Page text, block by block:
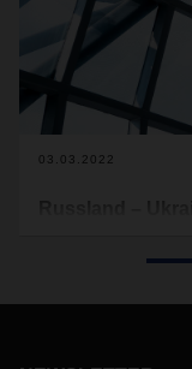
03.03.2022
Wir informieren Sie